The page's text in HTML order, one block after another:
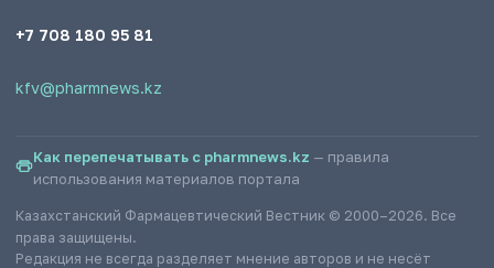
+7 708 180 95 81
kfv@pharmnews.kz
Как перепечатывать с pharmnews.kz — правила
использования материалов портала
Казахстанский Фармацевтический Вестник © 2000–2026. Все
права защищены.
Редакция не всегда разделяет мнение авторов и не несёт